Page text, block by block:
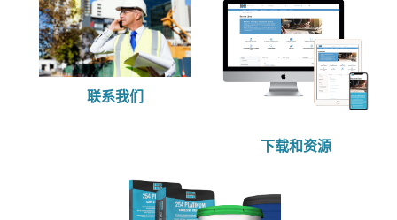
联系我们
下载和资源